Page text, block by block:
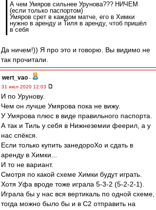
А чем Умяров сильнее Урунова??? НИЧЕМ
(если только паспортом)
Умяров срет в каждом матче, его в Химки
нужно в аренду и Тиля в аренду, чтоб пришёл
в себя
Да ничем!)) Я про это и говорю. Вы видимо не
так прочитали.
wert_vao -
31 июл 2020 12:03
И по Урунову.
Чем он лучше Умярова пока не вижу.
У Умярова плюс в виде правильного паспорта.
А так и Тиль у себя в Нижнеземии феерил, а у
нас спёкся.
Если только купить занедороХо и сдать в
аренду в Химки...
И то не вариант.
Смотря по какой схеме Химки будут играть.
Хотя Уфа вроде тоже играла 5-3-2 (5-2-2-1).
Играла бы у нас вся вертикаль по одной схеме,
тогда можно было бы и в С2 отправить на